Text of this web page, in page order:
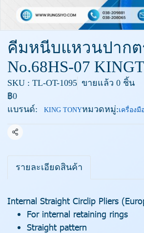
คีมหนีบแหวนปากต
No.68HS-07
SKU : TL-OT-1095 ขายแล้ว 0 ชิ้น
฿0
แบรนด์:
KING TONYหมวดหมู่:เครื่องมื
แชร์
รายละเอียดสินค้า
Internal Straight Circlip Pliers
For internal retaining rings
Straight pattern